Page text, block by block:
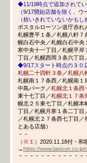
◆11/19時点で追加されて
（9/17開始店舗を除く、
（拾いきれていないかも
ポスタルローソン道庁赤
札幌豊平１条／札幌八軒７
幌白石中央／札幌白石中央
寒中央十一丁目／札幌平岸
丁目／札幌西岡３条六丁目
◆9/17スタート時点の３０
札幌二十四軒３条 ／札幌八
札幌南１７条西／札幌南１
中島パーク／札幌北１条西
東十七丁目／札幌北１７条
幌北２５東七丁目／札幌本
丁目／札幌月寒１条二丁目
／札幌北２７条西七丁目／
とある店舗）
－－
（※１） 2020.11.18付・和
→https://
－－－－－－－－－－－